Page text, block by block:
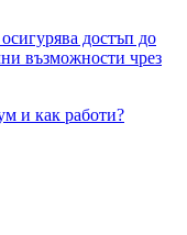
достъп до
възможности чрез
и как работи?